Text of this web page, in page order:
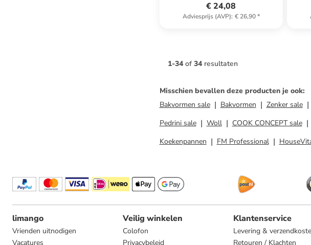
€ 24,08
Adviesprijs (AVP): € 26,90*
1-34 of 34 resultaten
Misschien bevallen deze producten je ook:
Bakvormen sale
Bakvormen Zenker sale
Pedrini sale
Woll COOK CONCEPT sale
Koekenpannen
FM Professional
limango
Vrienden uitnodigen
Vacatures
Veilig winkelen
Colofon
Privacybeleid
Klantenservice
Levering &
Retouren / Klachten